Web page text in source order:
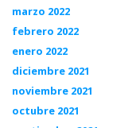
marzo 2022
febrero 2022
enero 2022
diciembre 2021
noviembre 2021
octubre 2021